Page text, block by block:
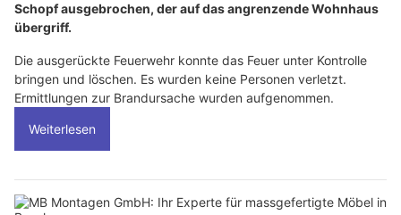
Schopf ausgebrochen, der auf das angrenzende Wohnhaus
übergriff.
Die ausgerückte Feuerwehr konnte das Feuer unter Kontrolle
bringen und löschen. Es wurden keine Personen verletzt.
Ermittlungen zur Brandursache wurden aufgenommen.
Weiterlesen